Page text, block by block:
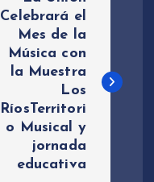
Celebrará el
Mes de la
Música con
la Muestra
Los
RíosTerritori
o Musical y
jornada
educativa